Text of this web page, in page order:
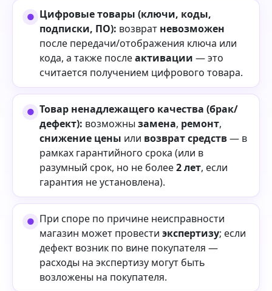
Цифровые товары (ключи, коды,
подписки, ПО): возврат невозможен
после передачи/отображения ключа или
кода, а также послеактивации — это
считается получением цифрового товара.
Товар ненадлежащего качества (брак/
дефект): возможны замена, ремонт,
снижение цены или возврат средств— в
рамках гарантийного срока (или в
разумный срок, но не более2 лет, если
гарантия не установлена).
При споре по причине неисправности
магазин может провести экспертизу; если
дефект возник по вине покупателя —
расходы на экспертизу могут быть
возложены на покупателя.